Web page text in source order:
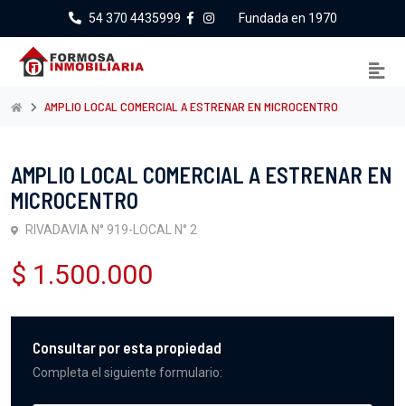
54 370 4435999 Fundada en 1970
AMPLIO LOCAL COMERCIAL A ESTRENAR EN MICROCENTRO
AMPLIO LOCAL COMERCIAL A ESTRENAR EN
MICROCENTRO
RIVADAVIA N° 919-LOCAL N° 2
$ 1.500.000
Consultar por esta propiedad
Completa el siguiente formulario: